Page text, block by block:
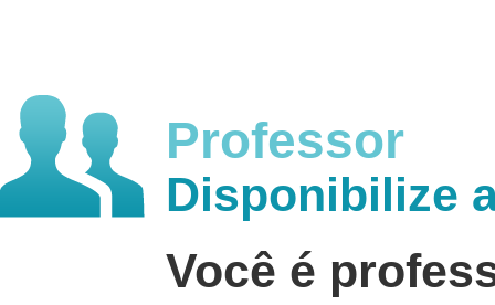
Professor
Disponibilize
Você é